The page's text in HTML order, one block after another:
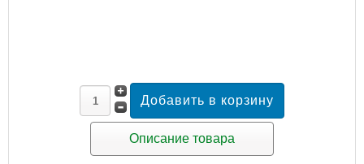
Описание товара